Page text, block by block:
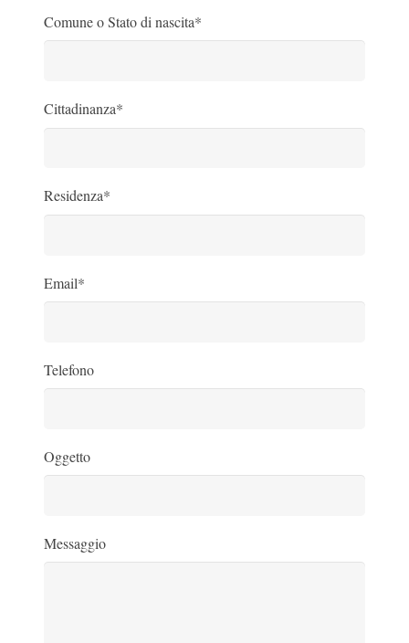
Comune o Stato di nascita*
Cittadinanza*
Residenza*
Email*
Telefono
Oggetto
Messaggio